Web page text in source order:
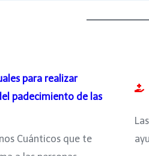
para realizar
padecimiento de las
Cuánticos que te